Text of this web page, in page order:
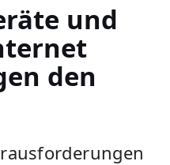
‍und
den